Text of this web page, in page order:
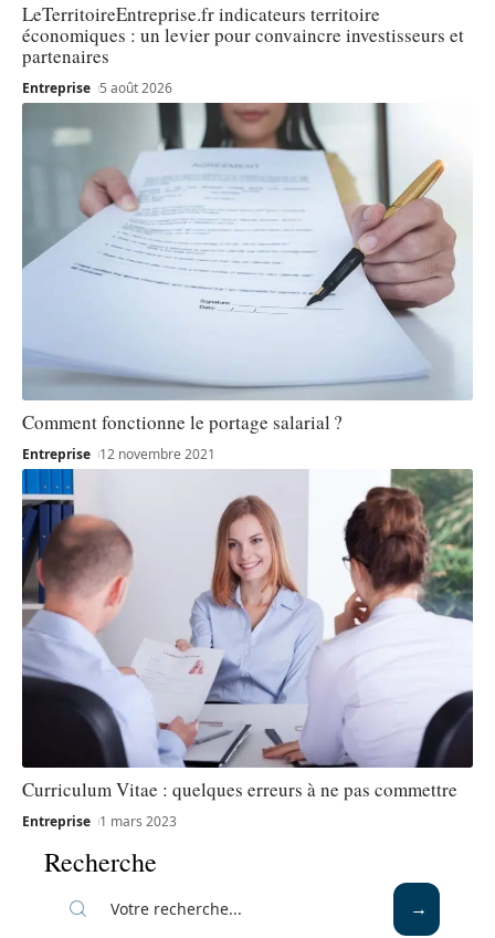
LeTerritoireEntreprise.fr indicateurs territoire
économiques : un levier pour convaincre investisseurs et
partenaires
Entreprise 5 août 2026
Comment fonctionne le portage salarial ?
Entreprise 12 novembre 2021
Curriculum Vitae : quelques erreurs à ne pas commettre
Entreprise 1 mars 2023
Recherche